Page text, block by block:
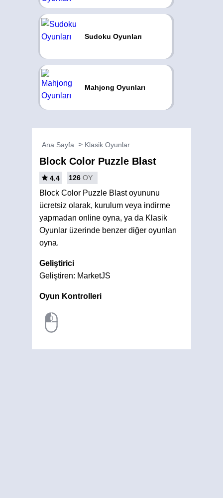
Sudoku Oyunları
Mahjong Oyunları
Ana Sayfa Klasik Oyunlar
Block Color Puzzle Blast
4.4 126 OY
Block Color Puzzle Blast oyununu
ücretsiz olarak, kurulum veya indirme
yapmadan online oyna, ya da Klasik
Oyunlar üzerinde benzer diğer oyunları
oyna.
Geliştirici
Geliştiren: MarketJS
Oyun Kontrolleri